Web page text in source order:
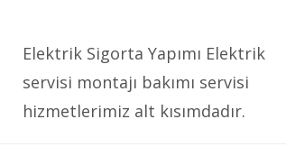
Elektrik Sigorta Yapımı Elektrik
servisi montajı bakımı servisi
hizmetlerimiz alt kısımdadır.